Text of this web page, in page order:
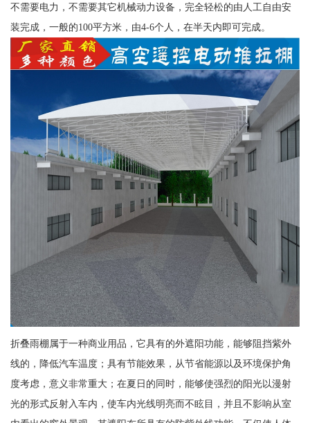
不需要电力，不需要其它机械动力设备，完全轻松的由人工自由安
装完成，一般的100平方米，由4-6个人，在半天内即可完成。
折叠雨棚属于一种商业用品，它具有的外遮阳功能，能够阻挡紫外
线的，降低汽车温度；具有节能效果，从节省能源以及环境保护角
度考虑，意义非常重大；在夏日的同时，能够使强烈的阳光以漫射
光的形式反射入车内，使车内光线明亮而不眩目，并且不影响从室